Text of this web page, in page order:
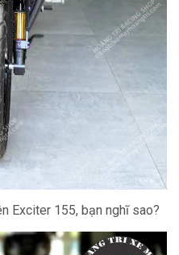
Exciter 155, bạn nghĩ sao?